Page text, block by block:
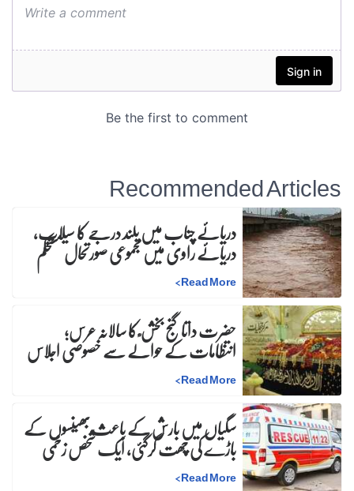
Recommended Articles
دریائے چناب میں بلند درجے کا سیلاب،
دریائے راوی میں مجموعی صورتحال مستحکم
Read More
>
حضرت داتا گنج بخش ؒ کا سالانہ عرس;
انتظامات کے حوالے سے خصوصی اجلاس
Read More
>
سگیاں میں بارش کے باعث بھینسوں کے
باڑے کی چھت گرگئی، ایک شخص زخمی
Read More
>